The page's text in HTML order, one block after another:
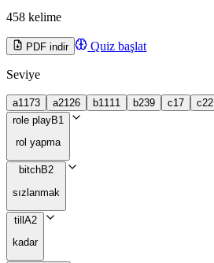
458 kelime
PDF indir Quiz başlat
Seviye
a1 173 a2126 b1 111 b239 c17 c22
role playB1
rol yapma
bitchB2
sızlanmak
till A2
kadar